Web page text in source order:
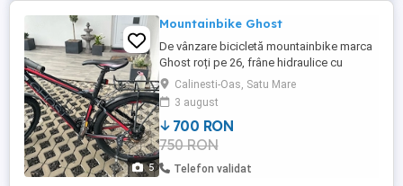
5
Mountainbike Ghost
De vânzare bicicletă mountainbike marca
Ghost roți pe 26, frâne hidraulice cu
discuri, portbagaj, lumini față spate, stare
bună de funcționare, prezintă urme de
uzură. Pentru detalii scrieți mesaj sau
sunați la numărul de telefon. Doar ridicare
personală, nu trimit în țară
Calinesti-Oas, Satu Mare
3 august
700 RON
750 RON
Telefon validat